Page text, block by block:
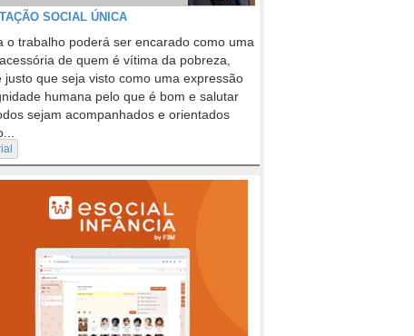
SOCIAL ÚNICA
o trabalho poderá ser encarado como uma
de quem é vítima da pobreza,
justo que seja visto como uma expressão
humana pelo que é bom e salutar
sejam acompanhados e orientados